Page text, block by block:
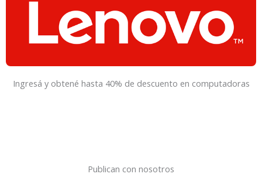
Ingresá y obtené hasta 40% de descuento en computadoras
Publican con nosotros